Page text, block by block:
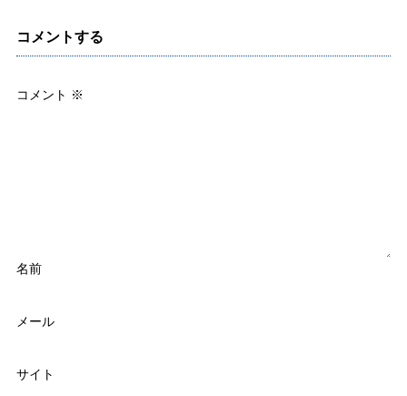
コメントする
コメント ※
名前
メール
サイト